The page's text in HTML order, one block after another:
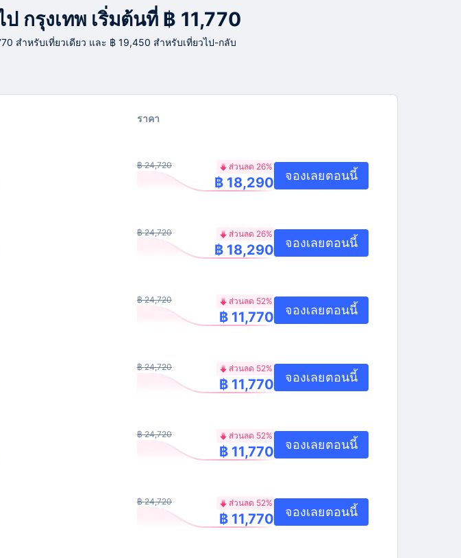
กรุงเทพ เริ่มต้นที่ ฿ 11,770
สำหรับเที่ยวเดียว และ ฿ 19,450 สำหรับเที่ยวไป-กลับ
ราคา
฿ 24,720 ส่วนลด 26%
฿ 18,290 จองเลยตอนนี้
฿ 24,720 ส่วนลด 26%
฿ 18,290 จองเลยตอนนี้
฿ 24,720 ส่วนลด 52%
฿ 11,770 จองเลยตอนนี้
฿ 24,720 ส่วนลด 52%
฿ 11,770 จองเลยตอนนี้
฿ 24,720 ส่วนลด 52%
฿ 11,770 จองเลยตอนนี้
฿ 24,720 ส่วนลด 52%
฿ 11,770 จองเลยตอนนี้